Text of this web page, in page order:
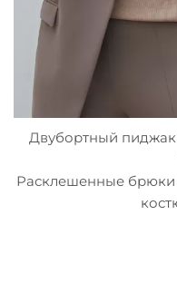
Двубортный
Расклешенные брюки